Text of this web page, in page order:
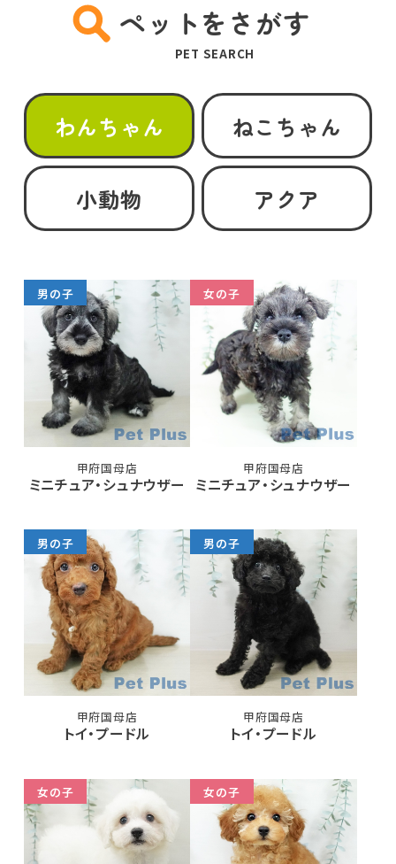
ペットをさがす
PET SEARCH
わんちゃん ねこちゃん
小動物 アクア
男の子
甲府国母店
ミニチュア・シュナウザー
女の子
甲府国母店
ミニチュア・シュナウザー
男の子
甲府国母店
トイ・プードル
男の子
甲府国母店
トイ・プードル
女の子 女の子